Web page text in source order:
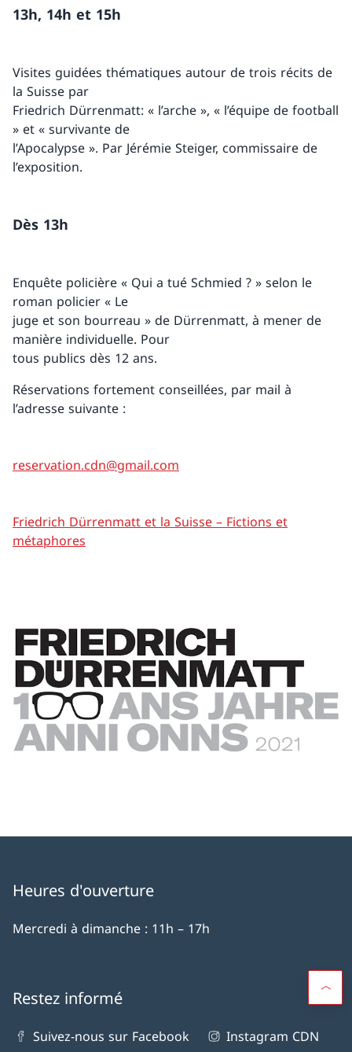
13h, 14h et 15h
Visites guidées thématiques autour de trois récits de
la Suisse par
Friedrich Dürrenmatt: « l’arche », « l’équipe de football
» et « survivante de
l’Apocalypse ». Par Jérémie Steiger, commissaire de
l’exposition.
Dès 13h
Enquête policière « Qui a tué Schmied ? » selon le
roman policier « Le
juge et son bourreau » de Dürrenmatt, à mener de
manière individuelle. Pour
tous publics dès 12 ans.
Réservations fortement conseillées, par mail à
l’adresse suivante :
reservation.cdn@gmail.com
Friedrich Dürrenmatt et la Suisse – Fictions et
métaphores
Heures d'ouverture
Mercredi à dimanche : 11h – 17h
Restez informé
Suivez-nous sur Facebook Instagram CDN